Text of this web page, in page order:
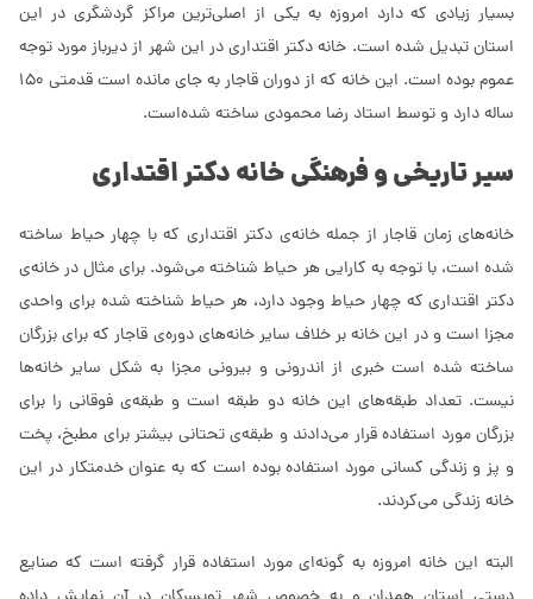
بسیار زیادی که دارد امروزه به یکی از اصلی‌ترین مراکز گردشگری در این
استان تبدیل شده است. خانه دکتر اقتداری در این شهر از دیرباز مورد توجه
عموم بوده است. این خانه که از دوران قاجار به جای مانده است قدمتی 150
ساله دارد و توسط استاد رضا محمودی ساخته شده‌است.
سیر تاریخی و فرهنگی خانه دکتر اقتداری
خانه‌های زمان قاجار از جمله خانه‌ی دکتر اقتداری که با چهار حیاط ساخته
شده است، با توجه به کارایی هر حیاط شناخته می‌شود. برای مثال در خانه‌ی
دکتر اقتداری که چهار حیاط وجود دارد، هر حیاط شناخته شده برای واحدی
مجزا است و در این خانه بر خلاف سایر خانه‌های دوره‌ی قاجار که برای بزرگان
ساخته شده است خبری از اندرونی و بیرونی مجزا به شکل سایر خانه‌ها
نیست. تعداد طبقه‌های این خانه دو طبقه است و طبقه‌ی فوقانی را برای
بزرگان مورد استفاده قرار می‌دادند و طبقه‌ی تحتانی بیشتر برای مطبخ، پخت
و پز و زندگی کسانی مورد استفاده بوده است که به عنوان خدمتکار در این
خانه زندگی می‌کردند.
البته این خانه امروزه به گونه‌ای مورد استفاده قرار گرفته است که صنایع